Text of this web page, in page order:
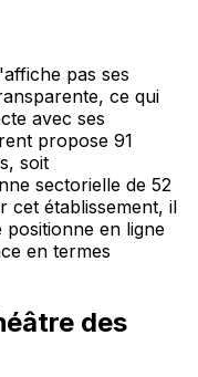
pas ses
ce qui
avec ses
propose 91
soit
sectorielle de 52
cet établissement, il
positionne en ligne
en termes
des